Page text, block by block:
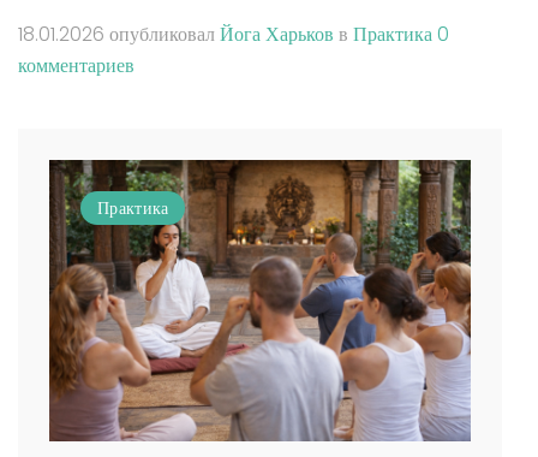
18.01.2026 опубликовалЙога Харьков в Практика0
комментариев
Практика